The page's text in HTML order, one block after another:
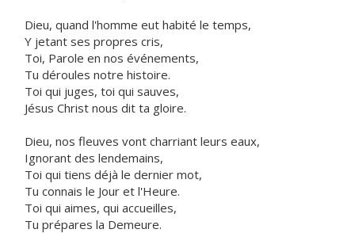
Dieu, quand l'homme eut habité le temps,
Y jetant ses propres cris,
Toi, Parole en nos événements,
Tu déroules notre histoire.
Toi qui juges, toi qui sauves,
Jésus Christ nous dit ta gloire.
Dieu, nos fleuves vont charriant leurs eaux,
Ignorant des lendemains,
Toi qui tiens déjà le dernier mot,
Tu connais le Jour et l'Heure.
Toi qui aimes, qui accueilles,
Tu prépares la Demeure.